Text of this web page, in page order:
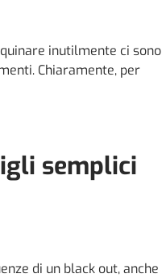
inutilmente ci sono
Chiaramente, per
semplici
di un black out, anche